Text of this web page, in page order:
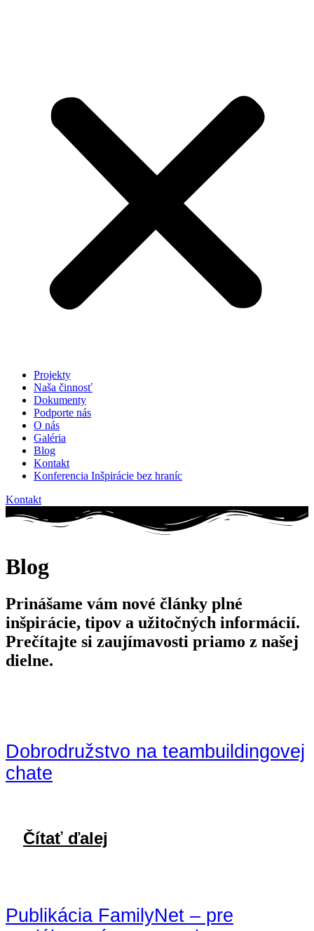
Projekty
Naša činnosť
Dokumenty
Podporte nás
O nás
Galéria
Blog
Kontakt
Konferencia Inšpirácie bez hraníc
Kontakt
Blog
Prinášame vám nové články plné
inšpirácie, tipov a užitočných informácií.
Prečítajte si zaujímavosti priamo z našej
dielne.
Dobrodružstvo na teambuildingovej
chate
Čítať ďalej
Publikácia FamilyNet – pre